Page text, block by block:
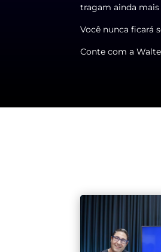
tragam ainda mais
Você nunca ficará
Conte com a